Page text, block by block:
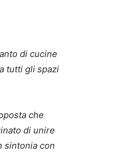
di cucine
tutti gli spazi
che
di unire
sintonia con